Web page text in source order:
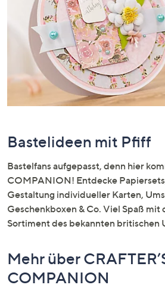
unten
oder
wischen
Touch-
links
rechts,
um
diese
anzuzeigen.
Bastelideen mit Pfiff
Bastelfans aufgepasst, denn hier
COMPANION! Entdecke
Gestaltung individueller Karten,
Geschenkboxen & Co. Viel Spaß mit
Sortiment des bekannten britischen
Mehr über
COMPANION